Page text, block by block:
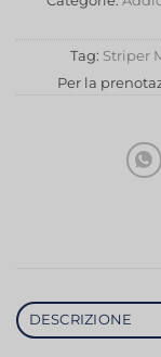
Tag: Striper
Per la
DESCRIZIONE